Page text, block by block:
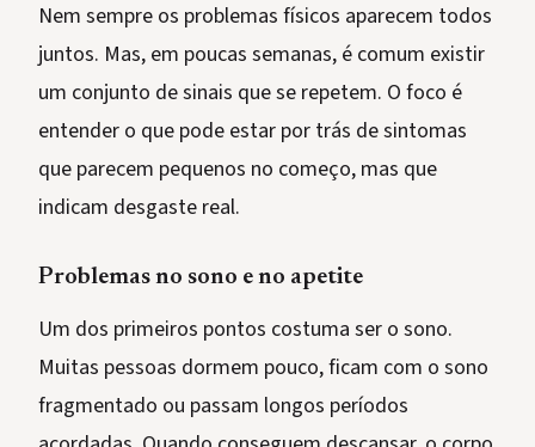
Nem sempre os problemas físicos aparecem todos
juntos. Mas, em poucas semanas, é comum existir
um conjunto de sinais que se repetem. O foco é
entender o que pode estar por trás de sintomas
que parecem pequenos no começo, mas que
indicam desgaste real.
Problemas no sono e no apetite
Um dos primeiros pontos costuma ser o sono.
Muitas pessoas dormem pouco, ficam com o sono
fragmentado ou passam longos períodos